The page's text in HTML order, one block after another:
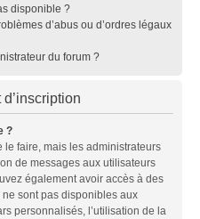
disponible ?
d’abus ou d’ordres légaux
du forum ?
?
le faire, mais les administrateurs
de messages aux utilisateurs
également avoir accès à des
sont pas disponibles aux
personnalisés, l’utilisation de la